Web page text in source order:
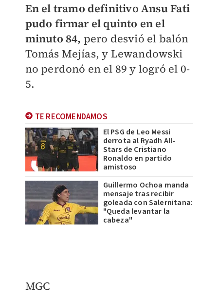
En el tramo definitivo Ansu Fati
pudo firmar el quinto en el
minuto 84, pero desvió el balón
Tomás Mejías, y Lewandowski
no perdonó en el 89 y logró el 0-
5.
TE RECOMENDAMOS
El PSG de Leo Messi
derrota al Ryadh All-
Stars de Cristiano
Ronaldo en partido
amistoso
Guillermo Ochoa manda
mensaje tras recibir
goleada con Salernitana:
"Queda levantar la
cabeza"
MGC